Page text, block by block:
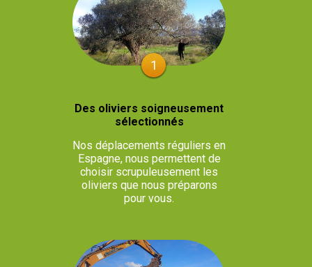
1
Des oliviers soigneusement
sélectionnés
Nos déplacements réguliers en
Espagne, nous permettent de
choisir scrupuleusement les
oliviers que nous préparons
pour vous.